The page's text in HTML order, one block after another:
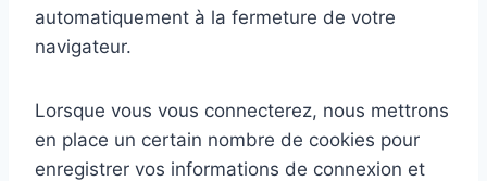
automatiquement à la fermeture de votre
navigateur.
Lorsque vous vous connecterez, nous mettrons
en place un certain nombre de cookies pour
enregistrer vos informations de connexion et